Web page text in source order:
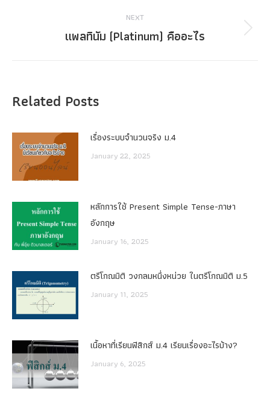
NEXT
Next
แพลทินัม (Platinum) คืออะไร
Related Posts
เรื่องระบบจํานวนจริง ม.4
January 22, 2025
หลักการใช้ Present Simple Tense-ภาษา
อังกฤษ
January 16, 2025
ตรีโกณมิติ วงกลมหนึ่งหน่วย ในตรีโกณมิติ ม.5
January 11, 2025
เนื้อหาที่เรียนฟิสิกส์ ม.4 เรียนเรื่องอะไรบ้าง?
January 6, 2025